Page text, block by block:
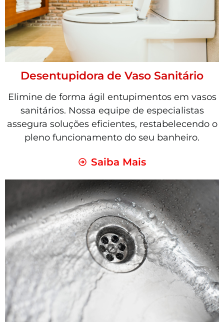
Desentupidora de Vaso Sanitário
Elimine de forma ágil entupimentos em vasos
sanitários. Nossa equipe de especialistas
assegura soluções eficientes, restabelecendo o
pleno funcionamento do seu banheiro.
Saiba Mais